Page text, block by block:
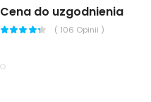
Cena do uzgodnienia
( 106 Opinii )